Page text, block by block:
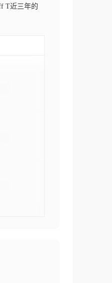
T近三年的